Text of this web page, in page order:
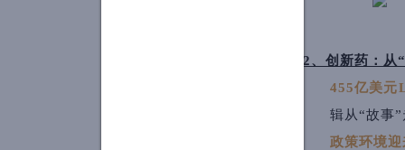
2、创新药：从
455亿美元
辑从“故事
政策环境